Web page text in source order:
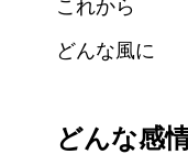
これから
どんな風に
どんな感